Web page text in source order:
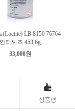
(Loctite) LB 8150 76764
안티씨즈 453.6g
33,000원
상품평